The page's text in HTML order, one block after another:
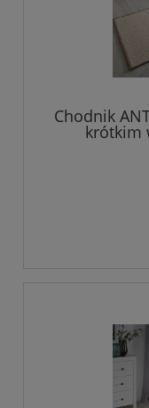
Chodnik
krótkim